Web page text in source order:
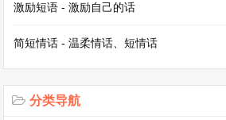
我是小小讲解员（精选9篇作文）
曹操《观沧海》原诗翻译及赏析
激励短语 - 激励自己的话
简短情话 - 温柔情话、短情话
分类导航